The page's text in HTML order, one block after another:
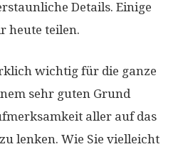
Details. Einige
heute teilen.
wichtig für die ganze
sehr guten Grund
aller auf das
lenken. Wie Sie vielleicht